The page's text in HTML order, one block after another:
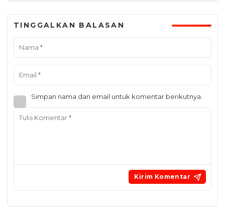
TINGGALKAN BALASAN
Simpan nama dan email untuk komentar berikutnya.